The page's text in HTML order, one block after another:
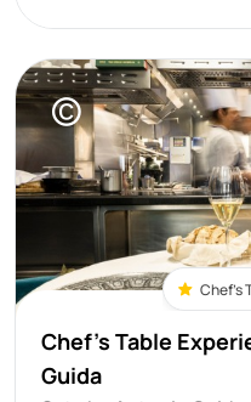
©
Chef's
Chef's Table
Guida